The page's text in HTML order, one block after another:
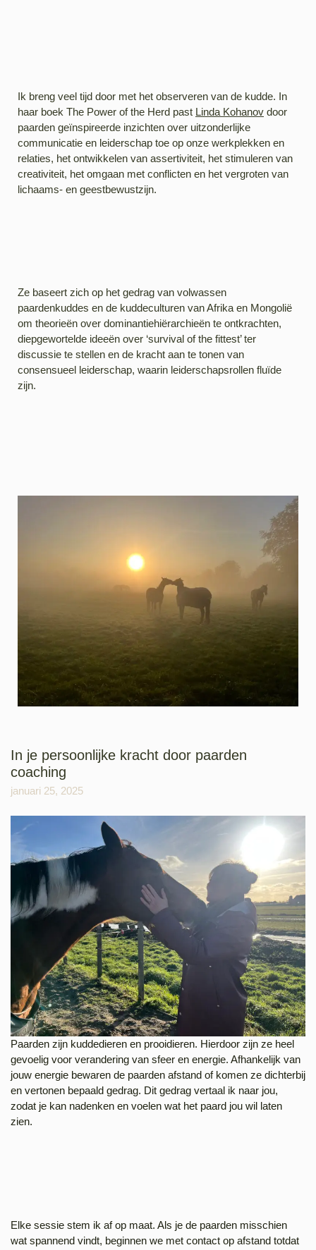
Ik breng veel tijd door met het observeren van de kudde. In
haar boek The Power of the Herd past Linda Kohanov door
paarden geïnspireerde inzichten over uitzonderlijke
communicatie en leiderschap toe op onze werkplekken en
relaties, het ontwikkelen van assertiviteit, het stimuleren van
creativiteit, het omgaan met conflicten en het vergroten van
lichaams- en geestbewustzijn.
Ze baseert zich op het gedrag van volwassen
paardenkuddes en de kuddeculturen van Afrika en Mongolië
om theorieën over dominantiehiërarchieën te ontkrachten,
diepgewortelde ideeën over ‘survival of the fittest’ ter
discussie te stellen en de kracht aan te tonen van
consensueel leiderschap, waarin leiderschapsrollen fluïde
zijn.
In je persoonlijke kracht door paarden
coaching
januari 25, 2025
Paarden zijn kuddedieren en prooidieren. Hierdoor zijn ze heel
gevoelig voor verandering van sfeer en energie. Afhankelijk van
jouw energie bewaren de paarden afstand of komen ze dichterbij
en vertonen bepaald gedrag. Dit gedrag vertaal ik naar jou,
zodat je kan nadenken en voelen wat het paard jou wil laten
zien.
Elke sessie stem ik af op maat. Als je de paarden misschien
wat spannend vindt, beginnen we met contact op afstand totdat